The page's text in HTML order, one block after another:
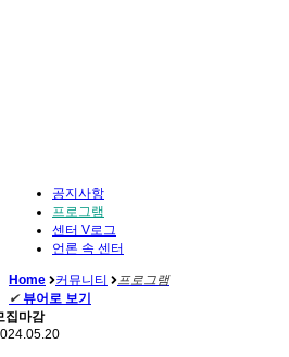
공지사항
프로그램
센터 V로그
언론 속 센터
Home 커뮤니티
프로그램
✔ 뷰어로 보기
집마감